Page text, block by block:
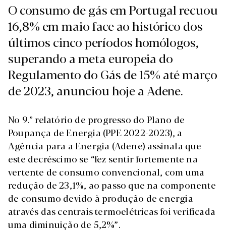
O consumo de gás em Portugal recuou
16,8% em maio face ao histórico dos
últimos cinco períodos homólogos,
superando a meta europeia do
Regulamento do Gás de 15% até março
de 2023, anunciou hoje a Adene.
No 9.º relatório de progresso do Plano de
Poupança de Energia (PPE 2022-2023), a
Agência para a Energia (Adene) assinala que
este decréscimo se “fez sentir fortemente na
vertente de consumo convencional, com uma
redução de 23,1%, ao passo que na componente
de consumo devido à produção de energia
através das centrais termoelétricas foi verificada
uma diminuição de 5,2%”.